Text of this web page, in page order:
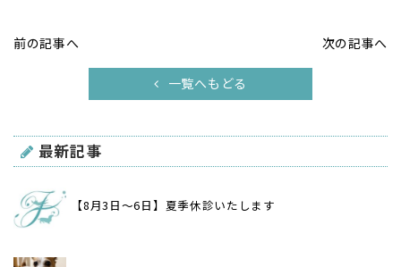
前の記事へ 次の記事へ
一覧へもどる
最新記事
【8月3日〜6日】夏季休診いたします